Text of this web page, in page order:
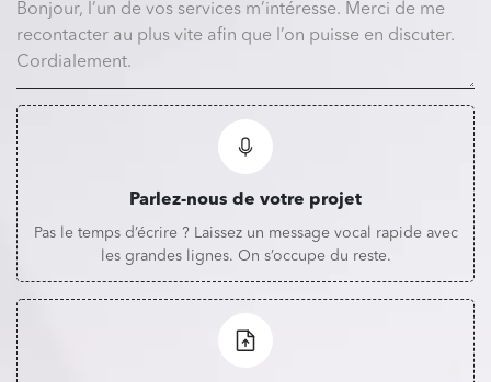
Parlez-nous de votre projet
Pas le temps d’écrire ? Laissez un message vocal rapide avec
les grandes lignes. On s’occupe du reste.